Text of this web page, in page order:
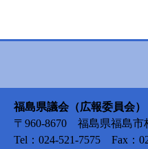
福島県議会（広報委員会）
〒960-8670 福島県福島市
Tel：024-521-7575 Fax：